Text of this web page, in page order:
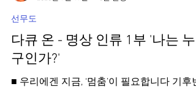
수, 명상적인 공간에 심취한 세계적인 건축가
선무도
다큐 온 - 명상 인류 1부 '나는 누
구인가?'
■ 우리에겐 지금, ‘멈춤’이 필요합니다 기후변